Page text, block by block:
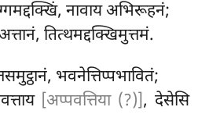
नावाय अभिरूहनं;
तित्थमद्दक्खिमुत्तमं.
भवनेत्तिप्पभावितं;
[अप्पवत्तिया (?)], देसेसि